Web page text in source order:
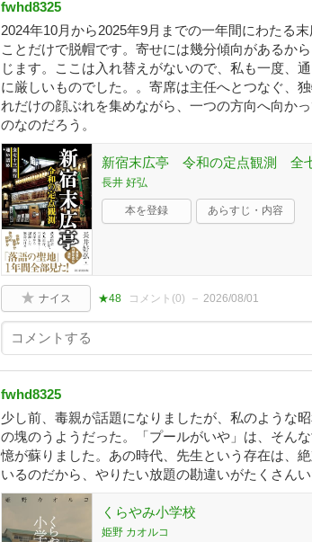
fwhd8325
2024年10月から2025年9月までの一年間にわたる
ことだけで脱帽です。寄せには幾分傾向があるか
じます。ここは入れ替えがないので、私も一度、
に厳しいものでした。。寄席は主任へとつなぐ、
れだけの顔ぶれを集めながら、一つの方向へ向か
のなのだろう。
新宿末広亭 令和の定点観測 全
長井 好弘
本を登録 あらすじ・内容
ナイス ★48 コメント(0) 2026/08/01
fwhd8325
少し前、毒親が話題になりましたが、私のような
の塊のうようだった。「プールがいや」は、そん
憶が蘇りました。あの時代、先生という存在は、
いるのだから、やりたい放題の勘違いがたくさんい
くらやみ小学校
姫野 カオルコ